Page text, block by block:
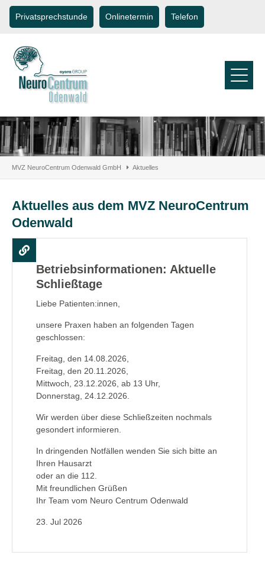
Privatsprechstunde Onlinetermin Telefon
MVZ NeuroCentrum Odenwald GmbH Aktuelles
Aktuelles aus dem MVZ NeuroCentrum
Odenwald
Betriebsinformationen: Aktuelle
Schließtage
Liebe Patienten:innen,
unsere Praxen haben an folgenden Tagen
geschlossen:
Freitag, den 14.08.2026,
Freitag, den 20.11.2026,
Mittwoch, 23.12.2026, ab 13 Uhr,
Donnerstag, 24.12.2026.
Wir werden über diese Schließzeiten nochmals
gesondert informieren.
In dringenden Notfällen wenden Sie sich bitte an
Ihren Hausarzt
oder an die 112.
Mit freundlichen Grüßen
Ihr Team vom Neuro Centrum Odenwald
23. Jul 2026